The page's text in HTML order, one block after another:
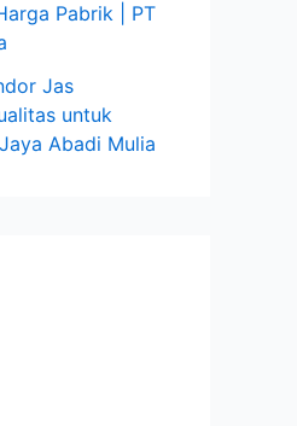
Pabrik | PT
Jas
untuk
Abadi Mulia